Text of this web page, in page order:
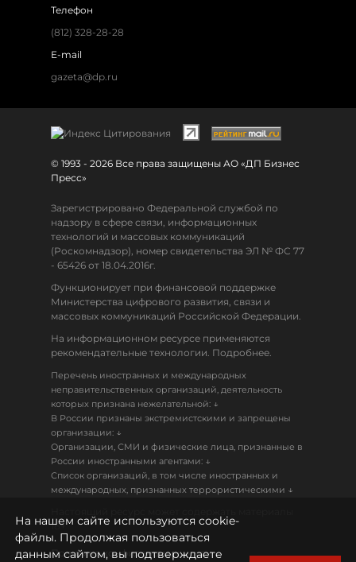
Телефон
(812) 328-28-28
E-mail
gazeta@dp.ru
© 1993 - 2026 Все права защищены АО «ДП Бизнес
Пресс»
Зарегистрировано Федеральной службой по
надзору в сфере связи, информационных
технологий и массовых коммуникаций
(Роскомнадзор), номер свидетельства ЭЛ № ФС 77
- 65426 от 18.04.2016г.
Функционирует при финансовой поддержке
Министерства цифрового развития, связи и
массовых коммуникаций Российской Федерации.
На информационном ресурсе применяются
рекомендательные технологии. Подробнее.
Перечень иностранных и международных
неправительственных организаций, деятельность
которых признана нежелательной: ↓
В России признаны экстремистскими и запрещены
организации: ↓
Организации, СМИ и физические лица, признанные в
России иностранными агентами: ↓
Список организаций, в том числе иностранных и
международных, признанных террористическими ↓
18+
Политика конфиденциальности
На нашем сайте используются cookie-
файлы. Продолжая пользоваться
данным сайтом, вы подтверждаете